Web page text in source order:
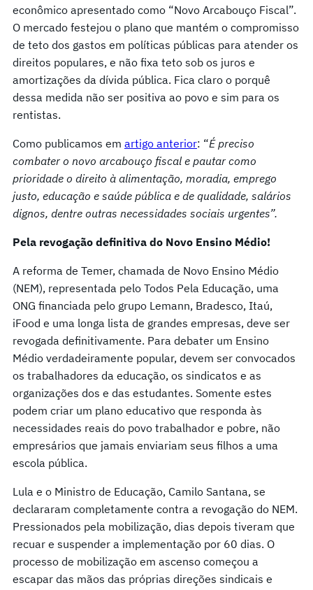
econômico apresentado como “Novo Arcabouço Fiscal”.
O mercado festejou o plano que mantém o compromisso
de teto dos gastos em políticas públicas para atender os
direitos populares, e não fixa teto sob os juros e
amortizações da dívida pública. Fica claro o porquê
dessa medida não ser positiva ao povo e sim para os
rentistas.
Como publicamos em artigo anterior: “É preciso
combater o novo arcabouço fiscal e pautar como
prioridade o direito à alimentação, moradia, emprego
justo, educação e saúde pública e de qualidade, salários
dignos, dentre outras necessidades sociais urgentes”.
Pela revogação definitiva do Novo Ensino Médio!
A reforma de Temer, chamada de Novo Ensino Médio
(NEM), representada pelo Todos Pela Educação, uma
ONG financiada pelo grupo Lemann, Bradesco, Itaú,
iFood e uma longa lista de grandes empresas, deve ser
revogada definitivamente. Para debater um Ensino
Médio verdadeiramente popular, devem ser convocados
os trabalhadores da educação, os sindicatos e as
organizações dos e das estudantes. Somente estes
podem criar um plano educativo que responda às
necessidades reais do povo trabalhador e pobre, não
empresários que jamais enviariam seus filhos a uma
escola pública.
Lula e o Ministro de Educação, Camilo Santana, se
declararam completamente contra a revogação do NEM.
Pressionados pela mobilização, dias depois tiveram que
recuar e suspender a implementação por 60 dias. O
processo de mobilização em ascenso começou a
escapar das mãos das próprias direções sindicais e